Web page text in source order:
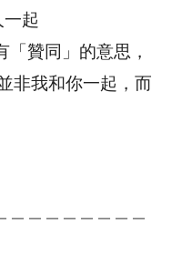
起
贊同」的意思，
非我和你一起，而